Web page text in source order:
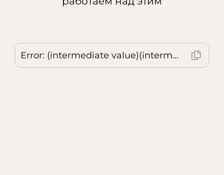
Error: (intermediate value)(intermediate value)(intermediate value).replaceAll is not a function